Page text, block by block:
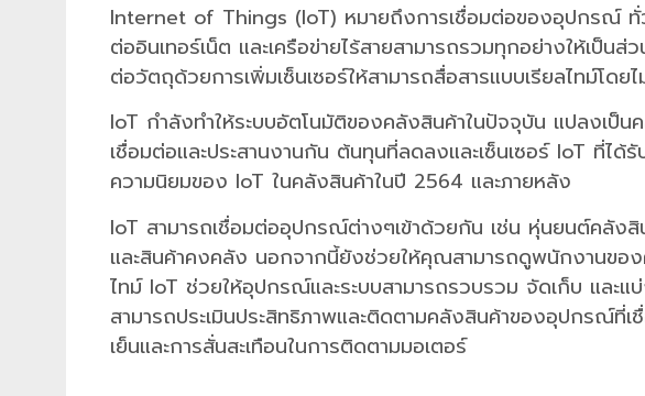
Internet of Things (IoT) หมายถึงการเชื่อมต่อของอุปกรณ์ ทั่
ต่ออินเทอร์เน็ต และเครือข่ายไร้สายสามารถรวมทุกอย่างให้เป็น
ต่อวัตถุด้วยการเพิ่มเซ็นเซอร์ให้สามารถสื่อสารแบบเรียลไทม์โดย
IoT กำลังทำให้ระบบอัตโนมัติของคลังสินค้าในปัจจุบัน แปลงเป็น
เชื่อมต่อและประสานงานกัน ต้นทุนที่ลดลงและเซ็นเซอร์ IoT ที่ได้
ความนิยมของ IoT ในคลังสินค้าในปี 2564 และภายหลัง
IoT สามารถเชื่อมต่ออุปกรณ์ต่างๆเข้าด้วยกัน เช่น หุ่นยนต์คลั
และสินค้าคงคลัง นอกจากนี้ยังช่วยให้คุณสามารถดูพนักงานของ
ไทม์ IoT ช่วยให้อุปกรณ์และระบบสามารถรวบรวม จัดเก็บ และ
สามารถประเมินประสิทธิภาพและติดตามคลังสินค้าของอุปกรณ์
เย็นและการสั่นสะเทือนในการติดตามมอเตอร์